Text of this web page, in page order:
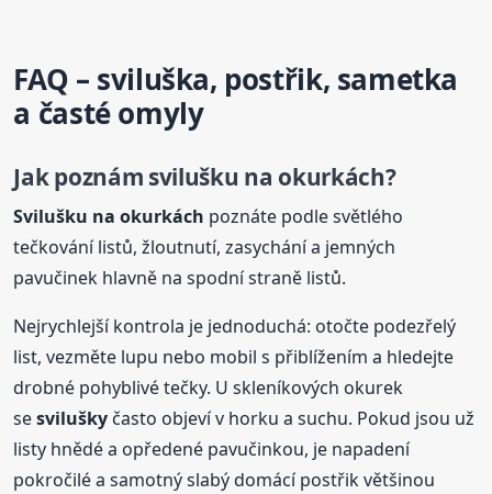
FAQ – sviluška, postřik, sametka
a časté omyly
Jak poznám svilušku na okurkách?
Svilušku na okurkách poznáte podle světlého
tečkování listů, žloutnutí, zasychání a jemných
pavučinek hlavně na spodní straně listů.
Nejrychlejší kontrola je jednoduchá: otočte podezřelý
list, vezměte lupu nebo mobil s přiblížením a hledejte
drobné pohyblivé tečky. U skleníkových okurek
sesvilušky často objeví v horku a suchu. Pokud jsou už
listy hnědé a opředené pavučinkou, je napadení
pokročilé a samotný slabý domácí postřik většinou